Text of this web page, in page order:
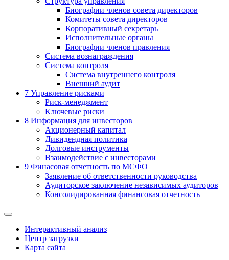
Биографии членов совета директоров
Комитеты совета директоров
Корпоративный секретарь
Исполнительные органы
Биографии членов правления
Система вознаграждения
Система контроля
Система внутреннего контроля
Внешний аудит
7 Управление рисками
Риск-менеджмент
Ключевые риски
8 Информация для инвесторов
Акционерный капитал
Дивидендная политика
Долговые инструменты
Взаимодействие с инвеcторами
9 Финасовая отчетность по МСФО
Заявление об ответственности руководства
Аудиторское заключение независимых аудиторов
Консолидированная финансовая отчетность
Интерактивный анализ
Центр загрузки
Карта сайта